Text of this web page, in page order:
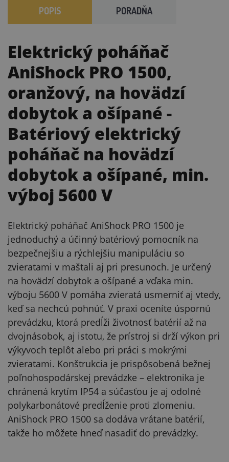
POPIS PORADŇA
Elektrický poháňač
AniShock PRO 1500,
oranžový, na hovädzí
dobytok a ošípané -
Batériový elektrický
poháňač na hovädzí
dobytok a ošípané, min.
výboj 5600 V
Elektrický poháňač AniShock PRO 1500 je
jednoduchý a účinný batériový pomocník na
bezpečnejšiu a rýchlejšiu manipuláciu so
zvieratami v maštali aj pri presunoch. Je určený
na hovädzí dobytok a ošípané a vďaka min.
výboju 5600 V pomáha zvieratá usmerniť aj vtedy,
keď sa nechcú pohnúť. V praxi oceníte úspornú
prevádzku, ktorá predĺži životnosť batérií až na
dvojnásobok, aj istotu, že prístroj si drží výkon pri
výkyvoch teplôt alebo pri práci s mokrými
zvieratami. Konštrukcia je prispôsobená bežnej
poľnohospodárskej prevádzke – elektronika je
chránená krytím IP54 a súčasťou je aj odolné
polykarbonátové predĺženie proti zlomeniu.
AniShock PRO 1500 sa dodáva vrátane batérií,
takže ho môžete hneď nasadiť do prevádzky.